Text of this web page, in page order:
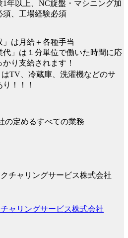
1年以上、NC旋盤・マシニング加
須、工場経験必須
は月給＋各種手当
」は１分単位で働いた時間に応
かり支給されます！
TV、冷蔵庫、洗濯機などのサ
！！！
の定めるすべての業務
ャリングサービス株式会社